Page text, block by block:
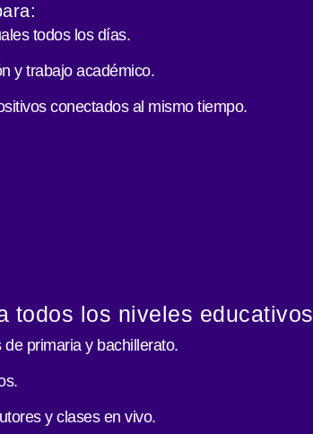
todos los días.
y trabajo académico.
conectados al mismo tiempo.
todos los niveles educativos
de primaria y bachillerato.
y clases en vivo.